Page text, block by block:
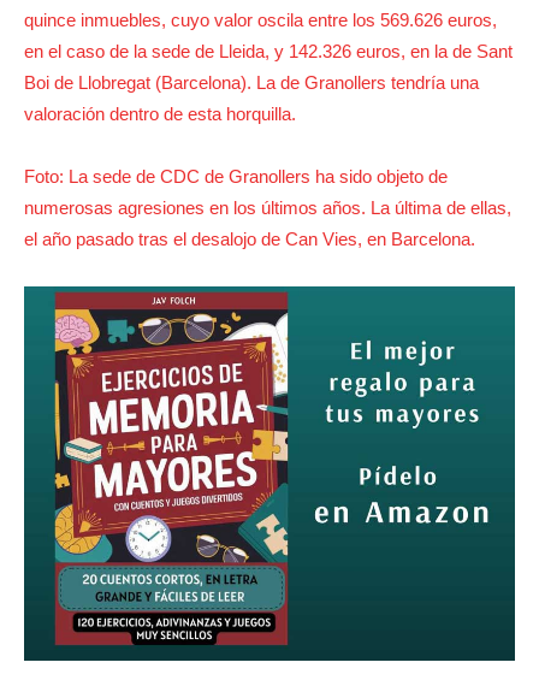
quince inmuebles, cuyo valor oscila entre los 569.626 euros,
en el caso de la sede de Lleida, y 142.326 euros, en la de Sant
Boi de Llobregat (Barcelona). La de Granollers tendría una
valoración dentro de esta horquilla.
Foto: La sede de CDC de Granollers ha sido objeto de
numerosas agresiones en los últimos años. La última de ellas,
el año pasado tras el desalojo de Can Vies, en Barcelona.